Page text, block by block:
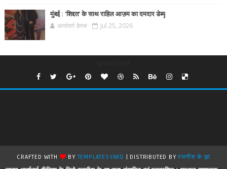
मुंबई : 'शिद्दत' के साथ राहिल आज़म का दमदार डेब्यू
आर्यावर्त डेस्क Jul 25, 2026
CRAFTED WITH BYTEMPLATESYARD | DISTRIBUTED BYरजनीश के झा